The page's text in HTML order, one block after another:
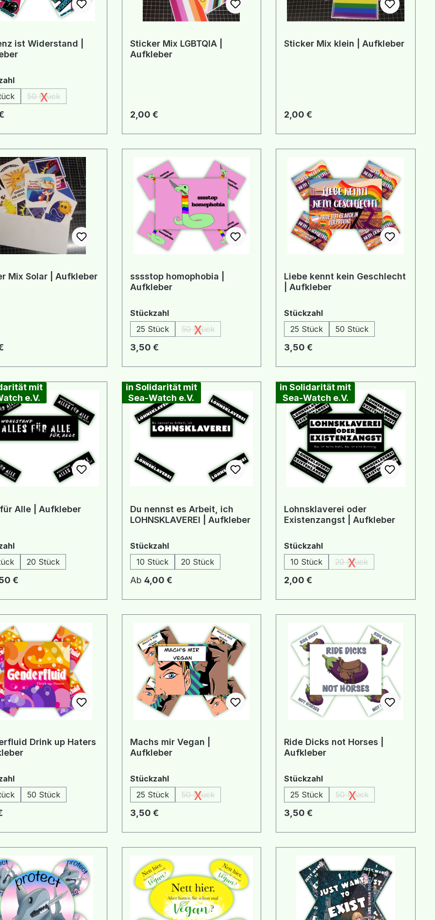
ist Widerstand |
auswählen
50 Stück
(Diese Option ist zurzeit nicht verfügbar.)
x
Preis:
Sticker Mix LGBTQIA |
Aufkleber
Regulärer Preis:
2,00 €
Sticker Mix klein | Aufkleber
Regulärer Preis:
2,00 €
Mix Solar | Aufkleber
Preis:
sssstop homophobia |
Aufkleber
Stückzahlauswählen
25 Stück
50 Stück
(Diese Option ist zurzeit nicht verfügbar.)
x
Regulärer Preis:
3,50 €
Liebe kennt kein Geschlecht
| Aufkleber
Stückzahlauswählen
25 Stück
50 Stück
Regulärer Preis:
3,50 €
mit
e.V.
Alle | Aufkleber
auswählen
20 Stück
Preis:
€
in Solidarität mit
Sea-Watch e.V.
Du nennst es Arbeit, ich
LOHNSKLAVEREI | Aufkleber
Stückzahlauswählen
10 Stück
20 Stück
Regulärer Preis:
Ab 4,00 €
in Solidarität mit
Sea-Watch e.V.
Lohnsklaverei oder
Existenzangst | Aufkleber
Stückzahlauswählen
10 Stück
20 Stück
(Diese Option ist zurzeit
x
Regulärer Preis:
2,00 €
Drink up Haters
auswählen
50 Stück
Preis:
Machs mir Vegan |
Aufkleber
Stückzahlauswählen
25 Stück
50 Stück
(Diese Option ist zurzeit nicht verfügbar.)
x
Regulärer Preis:
3,50 €
Ride Dicks not Horses |
Aufkleber
Stückzahlauswählen
25 Stück
50 Stück
(Diese Option ist zurzeit
x
Regulärer Preis:
3,50 €